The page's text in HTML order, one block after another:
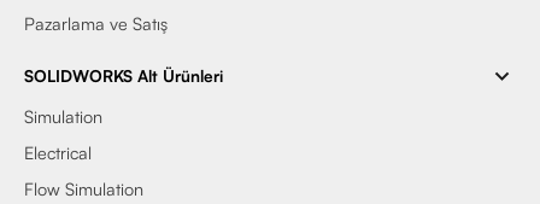
Pazarlama ve Satış
SOLIDWORKS Alt Ürünleri
Simulation
Electrical
Flow Simulation